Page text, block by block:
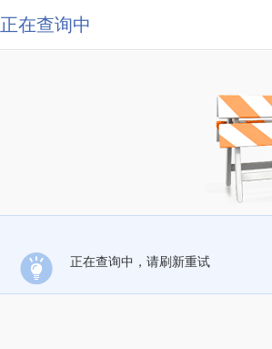
正在查询中
正在查询中，请刷新重试